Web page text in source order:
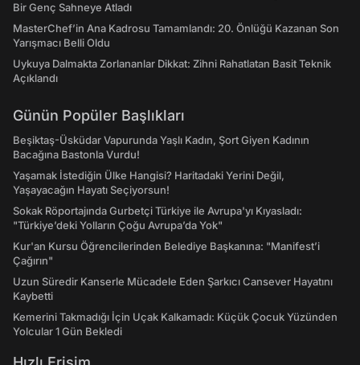
Bir Genç Sahneye Atladı
MasterChef’in Ana Kadrosu Tamamlandı: 20. Önlüğü Kazanan Son
Yarışmacı Belli Oldu
Uykuya Dalmakta Zorlananlar Dikkat: Zihni Rahatlatan Basit Teknik
Açıklandı
Günün Popüler Başlıkları
Beşiktaş-Üsküdar Vapurunda Yaşlı Kadın, Şort Giyen Kadının
Bacağına Bastonla Vurdu!
Yaşamak İstediğin Ülke Hangisi? Haritadaki Yerini Değil,
Yaşayacağın Hayatı Seçiyorsun!
Sokak Röportajında Gurbetçi Türkiye ile Avrupa'yı Kıyasladı:
"Türkiye’deki Yolların Çoğu Avrupa’da Yok"
Kur'an Kursu Öğrencilerinden Belediye Başkanına: "Manifest’i
Çağırın"
Uzun Süredir Kanserle Mücadele Eden Şarkıcı Cansever Hayatını
Kaybetti
Kemerini Takmadığı İçin Uçak Kalkamadı: Küçük Çocuk Yüzünden
Yolcular 1 Gün Bekledi